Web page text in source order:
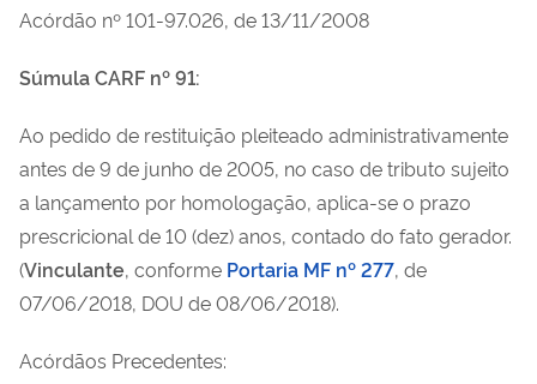
Acórdão nº 101-97.026, de 13/11/2008
Súmula CARF nº 91:
Ao pedido de restituição pleiteado administrativamente
antes de 9 de junho de 2005, no caso de tributo sujeito
a lançamento por homologação, aplica-se o prazo
prescricional de 10 (dez) anos, contado do fato gerador.
(Vinculante, conforme Portaria MF nº 277, de
07/06/2018, DOU de 08/06/2018).
Acórdãos Precedentes: